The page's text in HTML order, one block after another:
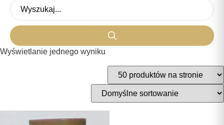
Wyświetlanie jednego wyniku